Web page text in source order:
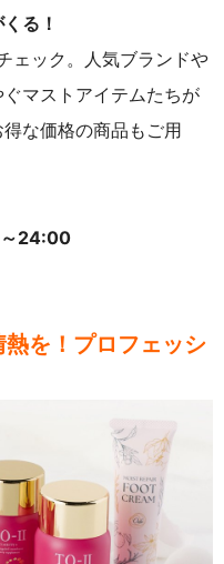
る！
ェック。人気ブランドや
マストアイテムたちが
な価格の商品もご用
～24:00
熱を！プロフェッシ